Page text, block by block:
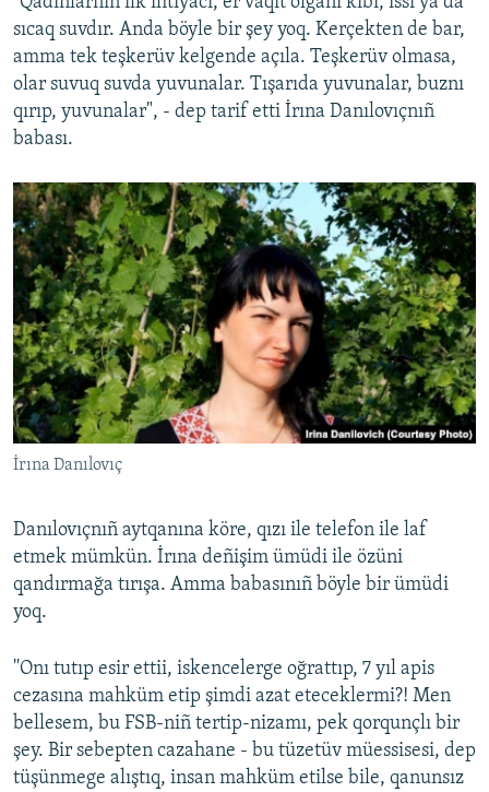
sıcaq suvdır. Anda böyle bir şey yoq. Kerçekten de bar,
amma tek teşkerüv kelgende açıla. Teşkerüv olmasa,
olar suvuq suvda yuvunalar. Tışarıda yuvunalar, buznı
qırıp, yuvunalar", - dep tarif etti İrına Danılovıçnıñ
babası.
İrına Danılovıç
Danılovıçnıñ aytqanına köre, qızı ile telefon ile laf
etmek mümkün. İrına deñişim ümüdi ile özüni
qandırmağa tırışa. Amma babasınıñ böyle bir ümüdi
yoq.
''Onı tutıp esir ettii, iskencelerge oğrattıp, 7 yıl apis
cezasına mahküm etip şimdi azat eteceklermi?! Men
bellesem, bu FSB-niñ tertip-nizamı, pek qorqunçlı bir
şey. Bir sebepten cazahane - bu tüzetüv müessisesi, dep
tüşünmege alıştıq, insan mahküm etilse bile, qanunsız